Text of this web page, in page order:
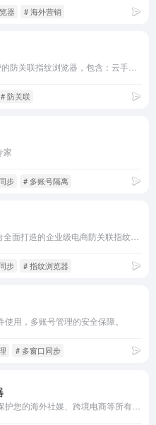
器 # 海外营销
# 防关联
家
步 # 多账号隔离
步 # 指纹浏览器
用，多账号管理的安全保障。
# 多窗口同步